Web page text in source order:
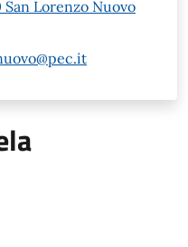
San Lorenzo Nuovo